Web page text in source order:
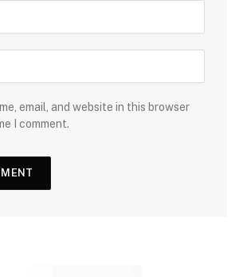
email, and website in this browser
I comment.